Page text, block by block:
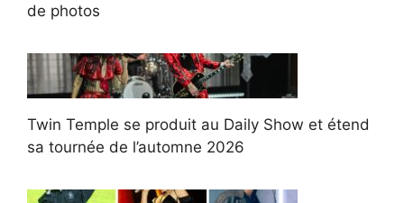
de photos
Twin Temple se produit au Daily Show et étend
sa tournée de l’automne 2026